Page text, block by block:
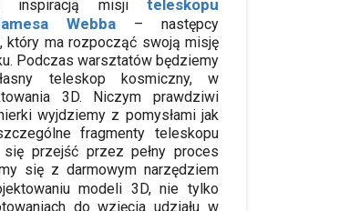
inspiracją misji teleskopu
Webba – następcy
który ma rozpocząć swoją misję
Podczas warsztatów będziemy
teleskop kosmiczny, w
3D. Niczym prawdziwi
wyjdziemy z pomysłami jak
fragmenty teleskopu
przejść przez pełny proces
się z darmowym narzędziem
modeli 3D, nie tylko
do wzięcia udziału w